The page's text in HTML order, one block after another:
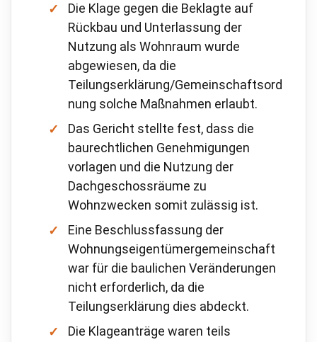
Die Klage gegen die Beklagte auf
Rückbau und Unterlassung der
Nutzung als Wohnraum wurde
abgewiesen, da die
Teilungserklärung/Gemeinschaftsord
nung solche Maßnahmen erlaubt.
Das Gericht stellte fest, dass die
baurechtlichen Genehmigungen
vorlagen und die Nutzung der
Dachgeschossräume zu
Wohnzwecken somit zulässig ist.
Eine Beschlussfassung der
Wohnungseigentümergemeinschaft
war für die baulichen Veränderungen
nicht erforderlich, da die
Teilungserklärung dies abdeckt.
Die Klageanträge waren teils